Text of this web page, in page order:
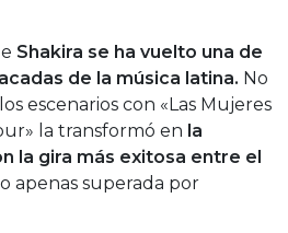
Shakira se ha vuelto una de
de la música latina. No
escenarios con «Las Mujeres
la transformó en la
la gira más exitosa entre el
apenas superada por